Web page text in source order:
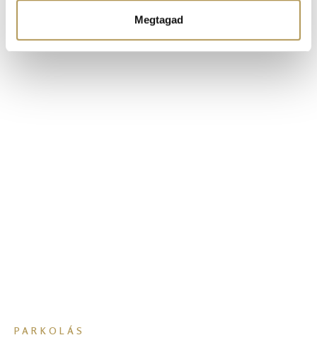
Ön által használt más szolgáltatásokból gyűjtöttek.
Megtagad
PARKOLÁS